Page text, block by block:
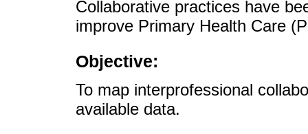
Collaborative practices have
improve Primary Health Care
Objective:
To map interprofessional
available data.